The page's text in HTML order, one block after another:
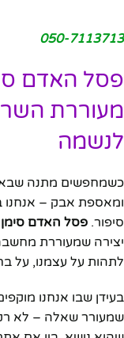
050-7113713
פסל האדם
מעוררת
לנשמה
כשמחפשים מתנה
ומאספת אבק – אנחנו
סיפור. פסל האדם
יצירה שמעוררת
לתהות על עצמנו, על
בעידן שבו אנחנו
שמעורר שאלה – לא